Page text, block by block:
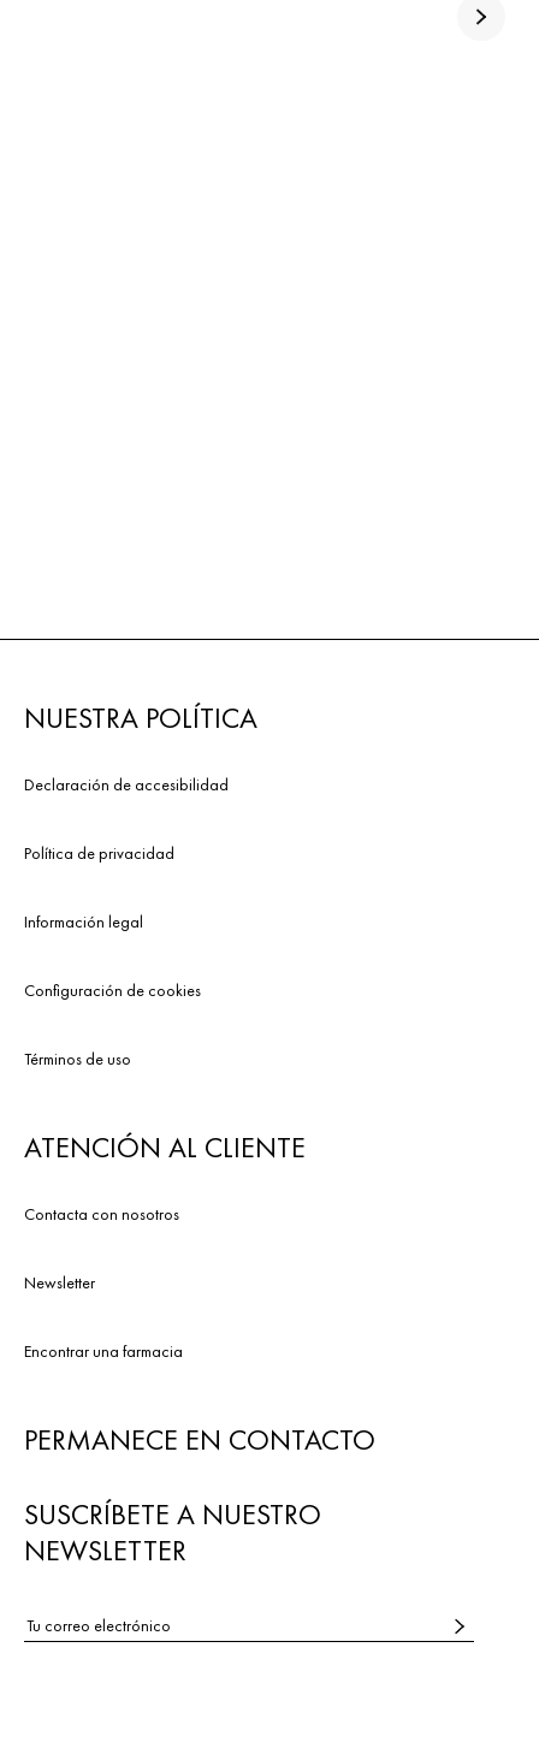
NUESTRA POLÍTICA
Declaración de accesibilidad
Política de privacidad
Información legal
Configuración de cookies
Términos de uso
ATENCIÓN AL CLIENTE
Contacta con nosotros
Newsletter
Encontrar una farmacia
PERMANECE EN CONTACTO
SUSCRÍBETE A NUESTRO
NEWSLETTER